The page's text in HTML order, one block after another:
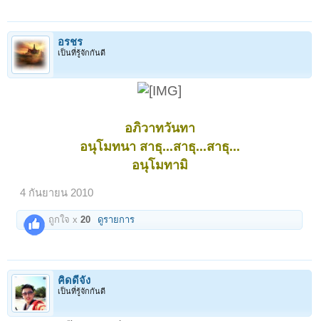
อรชร
เป็นที่รู้จักกันดี
อภิวาทวันทา
อนุโมทนา สาธุ...สาธุ...สาธุ...
อนุโมทามิ
4 กันยายน 2010
ถูกใจ x20 ดูรายการ
คิดดีจัง
เป็นที่รู้จักกันดี